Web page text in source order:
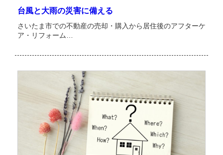
台風と大雨の災害に備える
さいたま市での不動産の売却・購入から居住後のアフターケ
ア・リフォーム…